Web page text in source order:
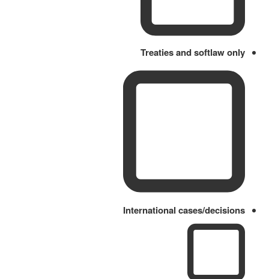
Treaties and softlaw only
International cases/decisions